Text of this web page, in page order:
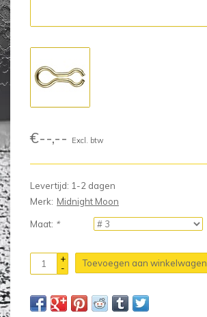
€--,-- Excl. btw
Levertijd: 1-2 dagen
Merk: Midnight Moon
Maat: *
+
-
Toevoegen aan winkelwagen